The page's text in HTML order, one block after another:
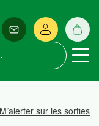
M’alerter sur les sorties